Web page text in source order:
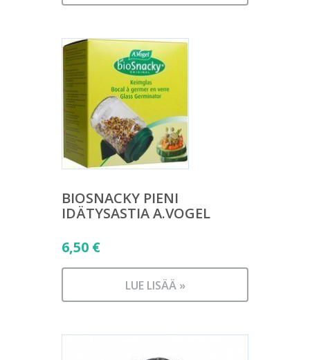
BIOSNACKY PIENI
IDÄTYSASTIA A.VOGEL
6,50 €
LUE LISÄÄ »